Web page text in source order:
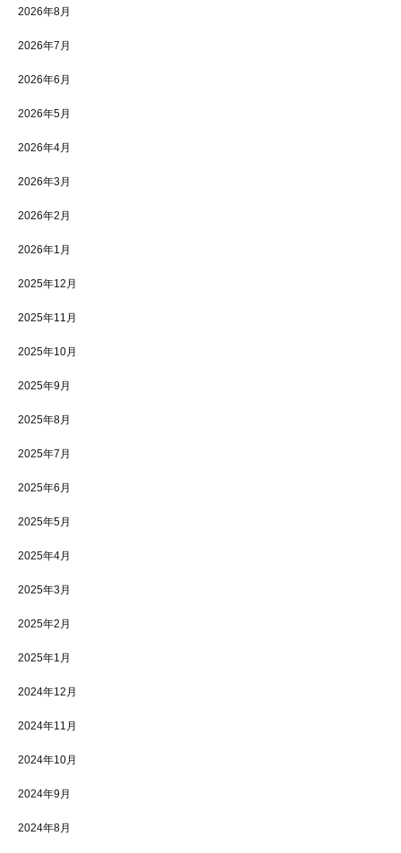
2026年8月
2026年7月
2026年6月
2026年5月
2026年4月
2026年3月
2026年2月
2026年1月
2025年12月
2025年11月
2025年10月
2025年9月
2025年8月
2025年7月
2025年6月
2025年5月
2025年4月
2025年3月
2025年2月
2025年1月
2024年12月
2024年11月
2024年10月
2024年9月
2024年8月